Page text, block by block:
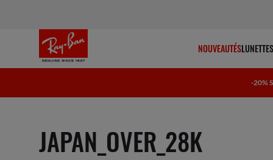
NOUVEAUTÉS
-20%
JAPAN_OVER_28K